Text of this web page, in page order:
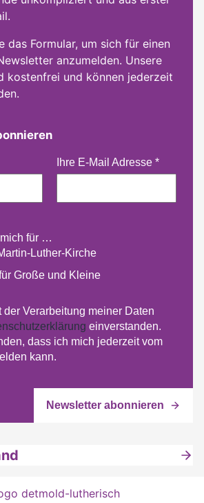
das Formular, um sich für einen
anzumelden. Unsere
kostenfrei und können jederzeit
Ihre E-Mail Adresse *
mich für …
Luther-Kirche
Große und Kleine
der Verarbeitung meiner Daten
einverstanden.
dass ich mich jederzeit vom
kann.